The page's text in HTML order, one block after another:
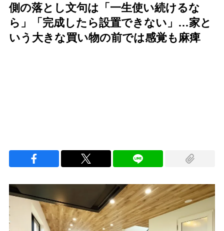
側の落とし文句は「一生使い続けるな
ら」「完成したら設置できない」…家と
いう大きな買い物の前では感覚も麻痺